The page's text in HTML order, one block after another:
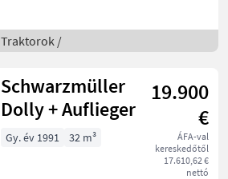
Handwaschtank und
Werkzeugkiste *
stufenlo
Traktorok /
Schwarzmüller
Dolly + Auflieger
19.900
€
ÁFA-val
kereskedőtől
17.610,62 €
nettó
Gy. év 1991 32 m³